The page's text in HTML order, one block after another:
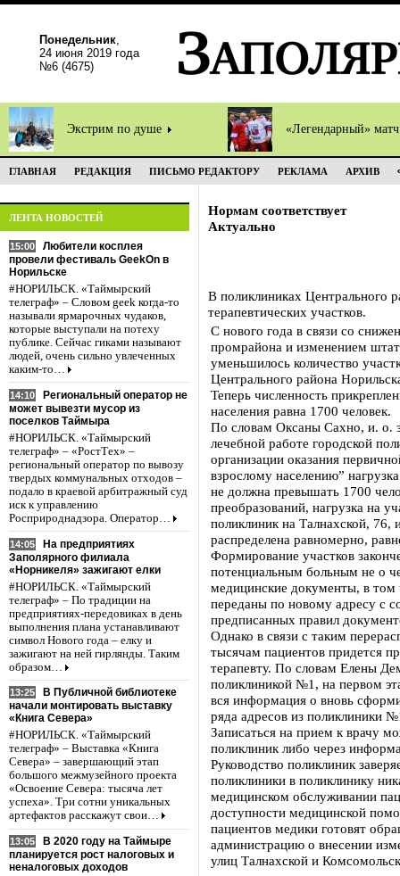
Понедельник,
24 июня 2019 года
№6 (4675)
Экстрим по душе «Легендарный»
ГЛАВНАЯ РЕДАКЦИЯ ПИСЬМО РЕДАКТОРУ РЕКЛАМА АРХИВ
ЛЕНТА НОВОСТЕЙ
15:00
Любители косплея
провели фестиваль GeekOn в
Норильске
#НОРИЛЬСК. «Таймырский
телеграф» – Словом geek когда-то
называли ярмарочных чудаков,
которые выступали на потеху
публике. Сейчас гиками называют
людей, очень сильно увлеченных
каким-то…
14:10
Региональный оператор не
может вывезти мусор из
поселков Таймыра
#НОРИЛЬСК. «Таймырский
телеграф» – «РостТех» –
региональный оператор по вывозу
твердых коммунальных отходов –
подало в краевой арбитражный суд
иск к управлению
Росприроднадзора. Оператор…
14:05
На предприятиях
Заполярного филиала
«Норникеля» зажигают елки
#НОРИЛЬСК. «Таймырский
телеграф» – По традиции на
предприятиях-передовиках в день
выполнения плана устанавливают
символ Нового года – елку и
зажигают на ней гирлянды. Таким
образом…
13:25
В Публичной библиотеке
начали монтировать выставку
«Книга Севера»
#НОРИЛЬСК. «Таймырский
телеграф» – Выставка «Книга
Севера» – завершающий этап
большого межмузейного проекта
«Освоение Севера: тысяча лет
успеха». Три сотни уникальных
артефактов расскажут свои…
13:05
В 2020 году на Таймыре
планируется рост налоговых и
неналоговых доходов
Нормам соответствует
Актуально
В поликлиниках Центрального
терапевтических участков.
С нового года в связи со
промрайона и изменением
уменьшилось количество
Центрального района
Теперь численность
населения равна 1700 человек.
По словам Оксаны Сахно, и. о.
лечебной работе городской
организации оказания
взрослому населению”
не должна превышать 1700
преобразований, нагрузка на
поликлиник на Талнахской,
распределена равномерно,
Формирование участков
потенциальным больным не о
медицинские документы, в том
переданы по новому адресу с
предписанных правил
Однако в связи с таким
тысячам пациентов придется
терапевту. По словам Елены
поликлиникой №1, на первом
вся информация о вновь
ряда адресов из поликлиники
Записаться на прием к врачу
поликлиник либо через
Руководство поликлиник
поликлиники в поликлинику
медицинском обслуживании
доступности медицинской
пациентов медики готовят
администрацию о внесении
улиц Талнахской и